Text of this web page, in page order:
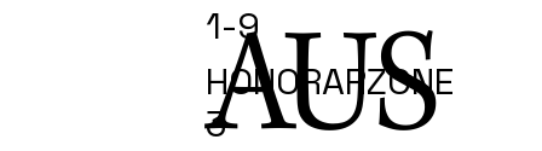
AUS
1-9
HONORARZONE
3